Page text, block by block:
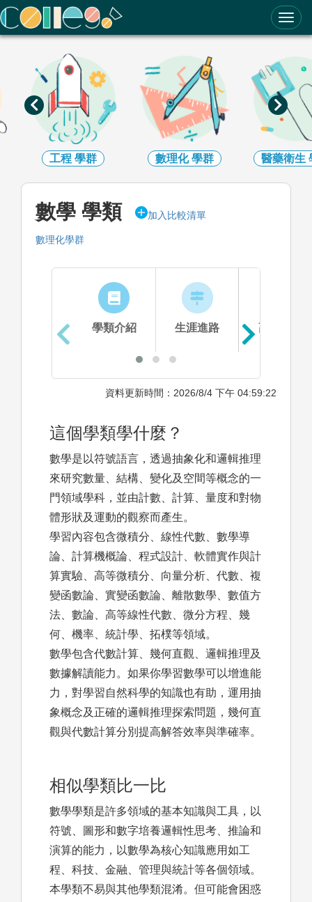
ColleGo! 大學選才與高中育才輔助系統
工程 學群 數理化學群 醫藥衛生
數學 學類 加入比較清單
數理化學群
學類介紹 生涯進路 高中準備
資料更新時間：2026/8/4 下午 04:59:22
這個學類學什麼？
數學是以符號語言，透過抽象化和邏輯推理
來研究數量、結構、變化及空間等概念的一
門領域學科，並由計數、計算、量度和對物
體形狀及運動的觀察而產生。
學習內容包含微積分、線性代數、數學導
論、計算機概論、程式設計、軟體實作與計
算實驗、高等微積分、向量分析、代數、複
變函數論、實變函數論、離散數學、數值方
法、數論、高等線性代數、微分方程、幾
何、機率、統計學、拓樸等領域。
數學包含代數計算、幾何直觀、邏輯推理及
數據解讀能力。如果你學習數學可以增進能
力，對學習自然科學的知識也有助，運用抽
象概念及正確的邏輯推理探索問題，幾何直
觀與代數計算分別提高解答效率與準確率。
相似學類比一比
數學學類是許多領域的基本知識與工具，以
符號、圖形和數字培養邏輯性思考、推論和
演算的能力，以數學為核心知識應用如工
程、科技、金融、管理與統計等各個領域。
本學類不易與其他學類混淆。但可能會困惑